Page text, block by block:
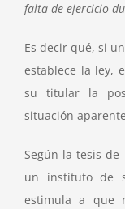
falta de ejercicio
Es decir qué, si
establece la ley,
su titular la
situación
Según la tesis
un instituto de
estimula a que